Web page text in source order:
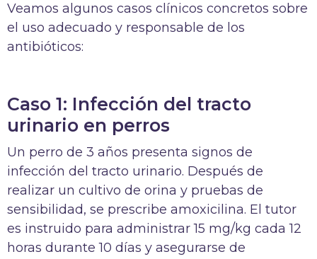
Veamos algunos casos clínicos concretos sobre
el uso adecuado y responsable de los
antibióticos:
Caso 1: Infección del tracto
urinario en perros
Un perro de 3 años presenta signos de
infección del tracto urinario. Después de
realizar un cultivo de orina y pruebas de
sensibilidad, se prescribe amoxicilina. El tutor
es instruido para administrar 15 mg/kg cada 12
horas durante 10 días y asegurarse de